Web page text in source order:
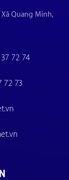
Quang Minh,
72 74
72 73